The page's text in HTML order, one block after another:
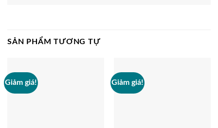
SẢN PHẨM TƯƠNG TỰ
Giảm giá! Giảm giá!